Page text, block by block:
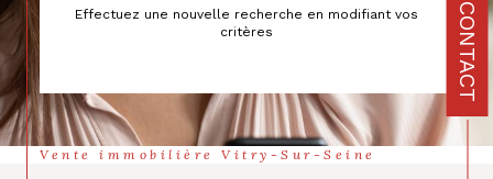
CONTACT
Effectuez une nouvelle recherche en modifiant vos
critères
Vente immobilière Vitry-Sur-Seine